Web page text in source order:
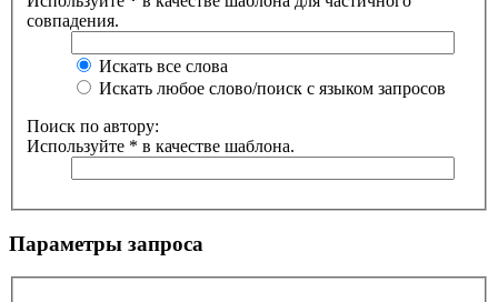
совпадения.
Искать все слова
Искать любое слово/поиск с языком запросов
Поиск по автору:
Используйте * в качестве шаблона.
Параметры запроса